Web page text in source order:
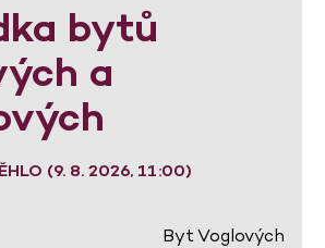
bytů
a
(9. 8. 2026, 11:00)
Byt Voglových